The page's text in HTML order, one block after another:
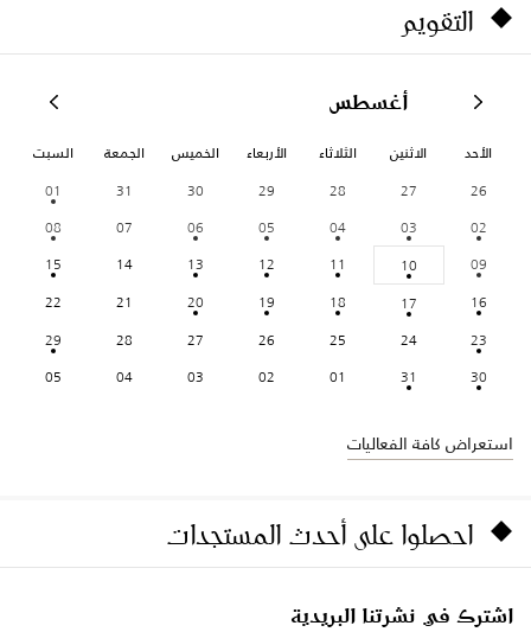
التقويم
أغسطس
الأحد الاثنين الثلاثاء الأربعاء الخميس الجمعة السبت
26
27
28
29
30
31
01
02
03
04
05
06
07
08
09
10
11
12
13
14
15
16
17
18
19
20
21
22
23
24
25
26
27
28
29
30
31
01
02
03
04
05
استعراض كافة الفعاليات
احصلوا على أحدث المستجدات
اشترك في نشرتنا البريدية